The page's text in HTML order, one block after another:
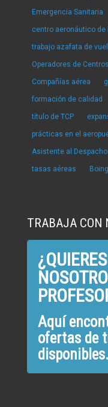
Emergencia Sanitaria
centro aeronáutico de
trabajo azafata de
Operadores de
Compañías aérea
formación de calidad
título de TCP
prácticas en el
Asistente al
tasas aéreas Boing
TRABAJA CON
Aquí
ofertas de
disponibles.